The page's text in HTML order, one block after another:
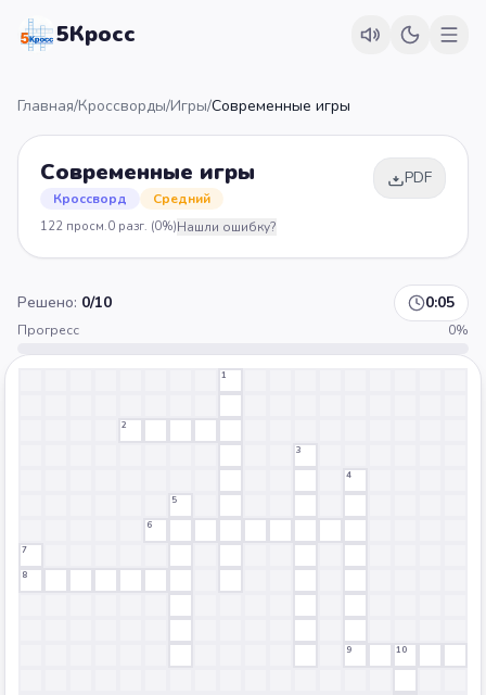
5Кросс
Главная/Кроссворды/Игры/Современные игры
Современные игры
Кроссворд Средний
PDF
122 просм.0 разг. (0%)Нашли ошибку?
Решено: 0/10 0:05
Прогресс 0%
1
2
3
4
5
6
7
8
9 10